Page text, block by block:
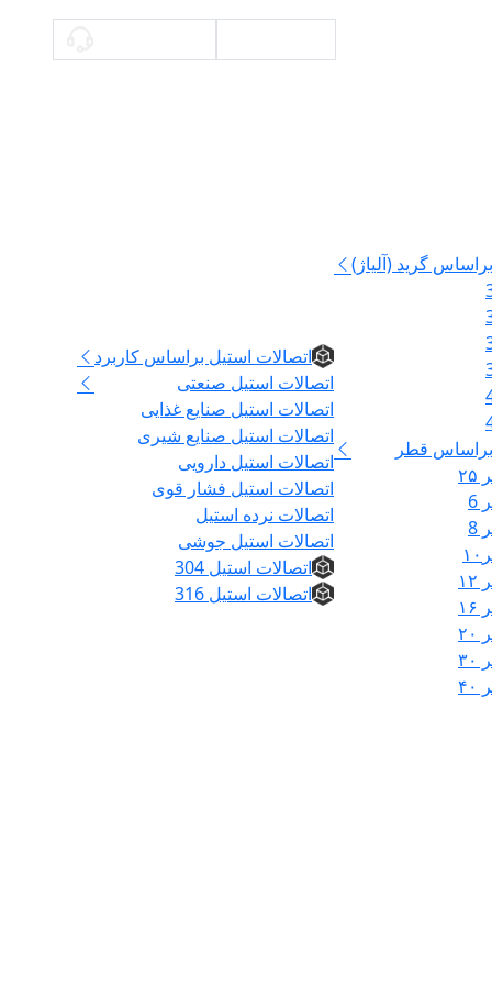
گرید (آلیاژ)
براساس قطر
اتصالات استیل براساس کاربرد
اتصالات استیل صنعتی
اتصالات استیل صنایع غذایی
اتصالات استیل صنایع شیری
اتصالات استیل دارویی
اتصالات استیل فشار قوی
اتصالات نرده استیل
اتصالات استیل جوشی
اتصالات استیل 304
اتصالات استیل 316